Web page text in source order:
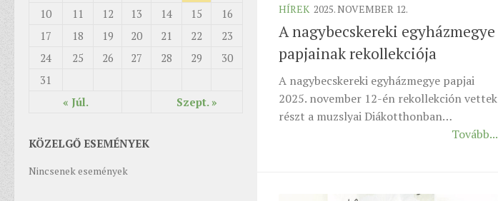
HÍREK 2025. NOVEMBER 12.
A nagybecskereki egyházmegye
papjainak rekollekciója
A nagybecskereki egyházmegye papjai
2025. november 12-én rekollekción vettek
részt a muzslyai Diákotthonban…
Tovább...
« Júl. Szept. »
10
11 12 13 14 15
16
17
18 19 20 21 22
23
24
25 26 27 28 29
30
31
KÖZELGŐ ESEMÉNYEK
Nincsenek események